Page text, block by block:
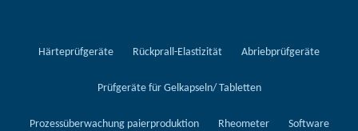
Härteprüfgeräte Rückprall-Elastizität Abriebprüfgeräte
Prüfgeräte für Gelkapseln/ Tabletten
Prozessüberwachung paierproduktion Rheometer Software